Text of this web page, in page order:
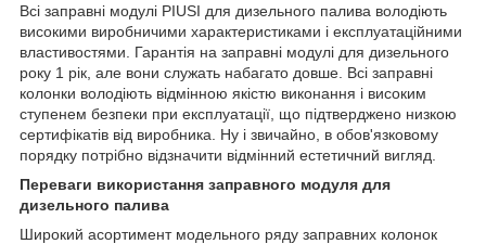
Всі заправні модулі PIUSI для дизельного палива володіють
високими виробничими характеристиками і експлуатаційними
властивостями. Гарантія на заправні модулі для дизельного
року 1 рік, але вони служать набагато довше. Всі заправні
колонки володіють відмінною якістю виконання і високим
ступенем безпеки при експлуатації, що підтверджено низкою
сертифікатів від виробника. Ну і звичайно, в обов'язковому
порядку потрібно відзначити відмінний естетичний вигляд.
Переваги використання заправного модуля для
дизельного палива
Широкий асортимент модельного ряду заправних колонок